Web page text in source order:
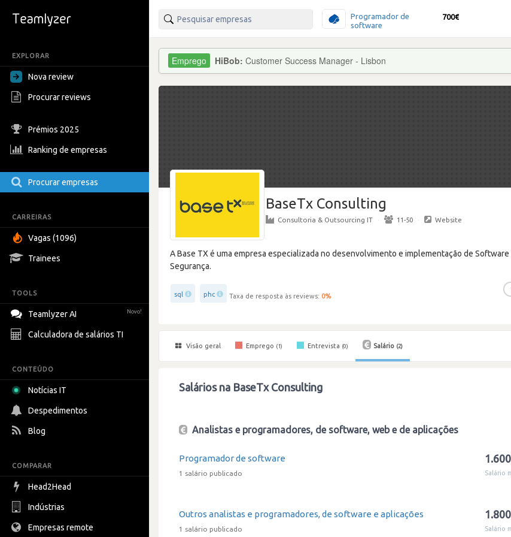
EXPLORAR
Nova review
Procurar reviews
Prémios 2025
Ranking de empresas
Procurar empresas
CARREIRAS
Vagas (1096)
Trainees
TOOLS
Teamlyzer AI Novo!
Calculadora de salários TI
CONTEÚDO
Notícias IT
Despedimentos
Blog
COMPARAR
Head2Head
Indústrias
Empresas remote
Programador de
software
700€
HiBob: Customer Success Manager - Lisbon
BaseTx Consulting
Consultoria & Outsourcing IT · 11-50 · Website
A Base TX é uma empresa especializada no desenvolvimento e implementação de
Segurança.
sql phc Taxa de resposta às reviews: 0%
Visão geral Emprego (1) Entrevista (0) Salário (2)
Salários na BaseTx Consulting
Analistas e programadores, de software, web e de aplicações
Programador de software
1 salário publicado Salário
Outros analistas e programadores, de software e aplicações
1 salário publicado Salário